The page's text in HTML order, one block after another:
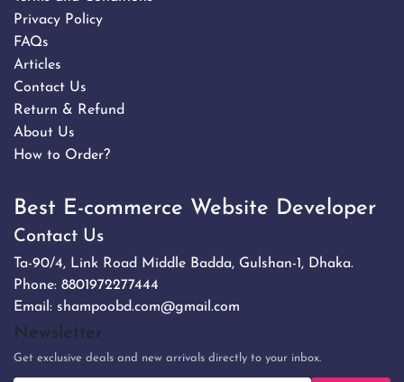
Privacy Policy
FAQs
Articles
Contact Us
Return & Refund
About Us
How to Order?
Best E-commerce Website Developer
Contact Us
Ta-90/4, Link Road Middle Badda, Gulshan-1, Dhaka.
Phone: 8801972277444
Email: shampoobd.com@gmail.com
Newsletter
Get exclusive deals and new arrivals directly to your inbox.